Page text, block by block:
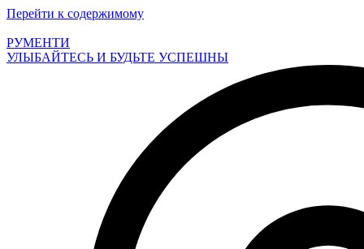
Перейти к содержимому
РУМЕНТИ
УЛЫБАЙТЕСЬ И БУДЬТЕ УСПЕШНЫ